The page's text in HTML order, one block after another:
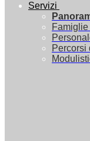
Servizi
Percorsi